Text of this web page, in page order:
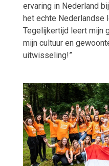
ervaring in Nederland
het echte Nederlandse
Tegelijkertijd leert mijn
mijn cultuur en
uitwisseling!”